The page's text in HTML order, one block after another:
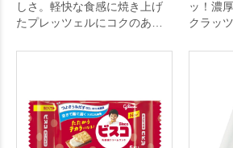
しさ。軽快な食感に焼き上げ
たプレッツェルにコクのある
した、大人から子供まで幅広
ッ！濃
クラッ